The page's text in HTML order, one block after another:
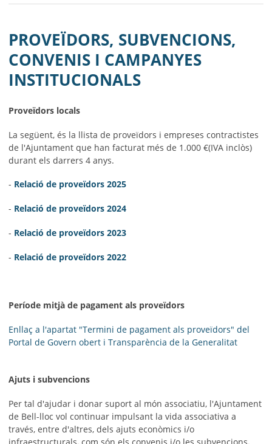
PROVEÏDORS, SUBVENCIONS,
CONVENIS I CAMPANYES
INSTITUCIONALS
Proveïdors locals
La següent, és la llista de proveïdors i empreses contractistes
de l'Ajuntament que han facturat més de 1.000 €(IVA inclòs)
durant els darrers 4 anys.
- Relació de proveïdors 2025
- Relació de proveïdors 2024
- Relació de proveïdors 2023
- Relació de proveïdors 2022
Període mitjà de pagament als proveïdors
Enllaç a l'apartat "Termini de pagament als proveïdors" del
Portal de Govern obert i Transparència de la Generalitat
Ajuts i subvencions
Per tal d'ajudar i donar suport al món associatiu, l'Ajuntament
de Bell-lloc vol continuar impulsant la vida associativa a
través, entre d'altres, dels ajuts econòmics i/o